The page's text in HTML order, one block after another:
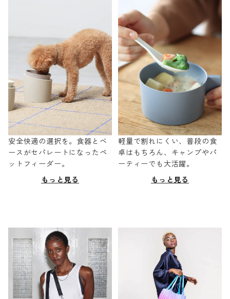
安全快適の選択を。食器とベ
ースがセパレートになったペ
ットフィーダー。
もっと見る
軽量で割れにくい、普段の食
卓はもちろん、キャンプやパ
ーティーでも大活躍。
もっと見る